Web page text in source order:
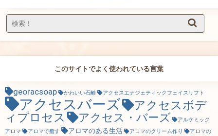
このサイトでよく使われている言葉
georacsoap かわいい石鹸 アクセスエナジェティックフェイスリフト
アクセスバーズ
アクセスボデ
ィプロセス
アクセス・バーズ
アルケミック
アロマ
アロマで癒す アロマのある生活 アロマのクリーム作り
アロマの